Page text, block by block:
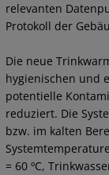
relevanten
Protokoll der
Die neue
hygienischen und
potentielle
reduziert. Die
bzw. im kalten
= 60 ºC,